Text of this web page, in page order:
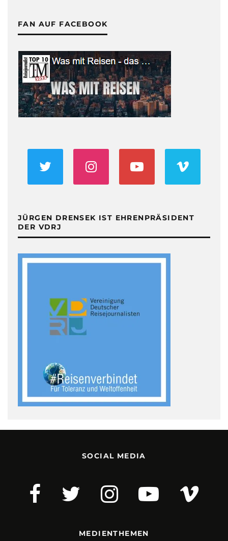
FAN AUF FACEBOOK
JÜRGEN DRENSEK IST EHRENPRÄSIDENT
DER VDRJ
SOCIAL MEDIA
MEDIENTHEMEN